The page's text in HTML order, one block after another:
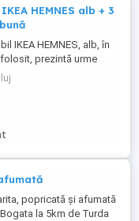
HEMNES alb + 3
IKEA HEMNES, alb, în
prezintă urme
dar este bine
uzat excesiv. Patul este
fi folosit ca pat de o
extindere se transformă
de 3 sertare
popricată și afumată
la 5km de Turda